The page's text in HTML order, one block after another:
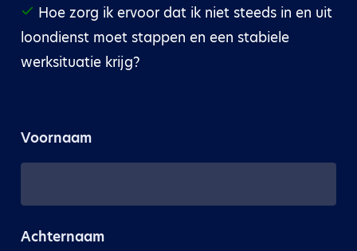
Hoe zorg ik ervoor dat ik niet steeds in en uit
loondienst moet stappen en een stabiele
werksituatie krijg?
Voornaam
Achternaam